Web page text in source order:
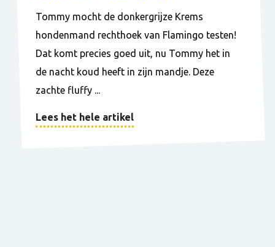
Tommy mocht de donkergrijze Krems
hondenmand rechthoek van Flamingo testen!
Dat komt precies goed uit, nu Tommy het in
de nacht koud heeft in zijn mandje. Deze
zachte fluffy ...
Lees het hele artikel